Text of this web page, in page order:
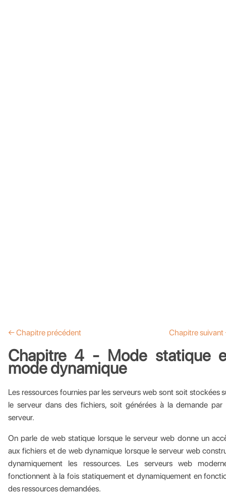
← Chapitre précédent Chapitre
Chapitre 4 - Mode statique
mode dynamique
Les ressources fournies par les serveurs web sont soit stockées
le serveur dans des fichiers, soit générées à la demande par
serveur.
On parle de web statique lorsque le serveur web donne un
aux fichiers et de web dynamique lorsque le serveur web
dynamiquement les ressources. Les serveurs web
fonctionnent à la fois statiquement et dynamiquement en
des ressources demandées.